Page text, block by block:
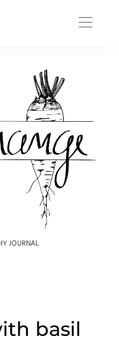
JOURNAL
basil